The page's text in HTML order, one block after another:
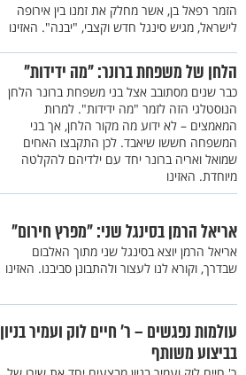
הזמר רפאל בן, אשר מחלק את זמנו בין אירופה
לישראל, מגיש סינגל חדש וקצבי, "יבנה". האזינו
הלחן של משפחת ברונר: "מה ידידות"
כבר שנים מסתובב אצל בני משפחת ברונר הלחן
הנוסטלגי הזה לזמר "מה ידידות". למרות
המאמצים – לא ידוע מה מקור הלחן, אך בני
המשפחה חששו שיאבד. לכן התקבצו האחים
שמואל ואריה ברונר יחד עם ילדיהם להקלטה
מיוחדת. האזינו
אריאל הרמן בסינגל שני: "מפרץ חירום"
אריאל הרמן יוצא בסינגל שני מתוך האלבום
שבדרך, וקורא לנו לעצור ולהתבונן סביבנו. האזינו
עולמות נפגשים – ר’ חיים לוק ועמיר בניון
בביצוע משותף